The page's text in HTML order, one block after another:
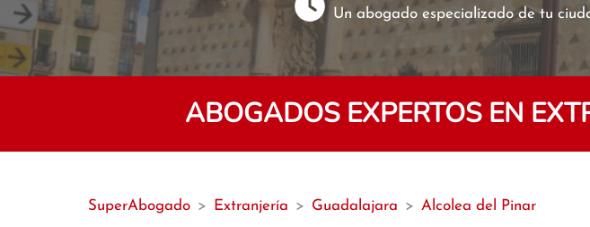
Un abogado especializado de tu
ABOGADOS EXPERTOS EN
SuperAbogado > Extranjería > Guadalajara > Alcolea del Pinar